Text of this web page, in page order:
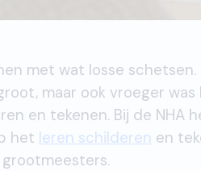
met wat losse schetsen.
maar ook vroeger
en tekenen. Bij de NHA
het leren schilderen en